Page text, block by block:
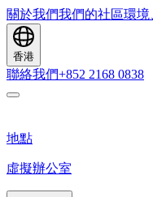
關於我們我們的社區環境
香港
聯絡我們+852 2168 0838
地點
虛擬辦公室